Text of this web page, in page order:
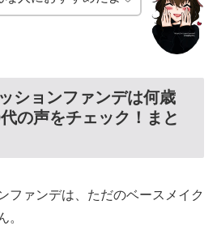
ションファンデは何歳
の声をチェック！まと
ファンデは、ただのベースメイク
。